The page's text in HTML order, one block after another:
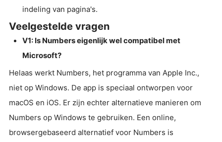
indeling van pagina's.
Veelgestelde vragen
V1: Is Numbers eigenlijk wel compatibel met
Microsoft?
Helaas werkt Numbers, het programma van Apple Inc.,
niet op Windows. De app is speciaal ontworpen voor
macOS en iOS. Er zijn echter alternatieve manieren om
Numbers op Windows te gebruiken. Een online,
browsergebaseerd alternatief voor Numbers is